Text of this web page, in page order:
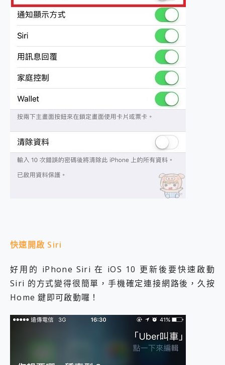
快速開啟 Siri
好用的 iPhone Siri 在 iOS 10 更新後要快速啟動
Siri 的方式變得很簡單，手機確定連接網路後，久按
Home 鍵即可啟動囉！